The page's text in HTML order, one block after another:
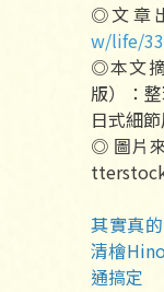
◎文章
w/life/
◎本文
版）：
日式細
◎ 圖片
其實真
清檜
通搞定